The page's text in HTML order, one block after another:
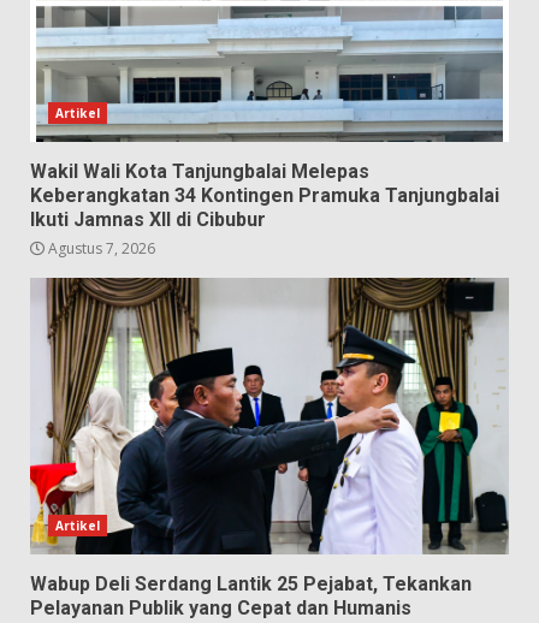
Artikel
Wakil Wali Kota Tanjungbalai Melepas
Keberangkatan 34 Kontingen Pramuka Tanjungbalai
Ikuti Jamnas XII di Cibubur
Agustus 7, 2026
Artikel
Wabup Deli Serdang Lantik 25 Pejabat, Tekankan
Pelayanan Publik yang Cepat dan Humanis